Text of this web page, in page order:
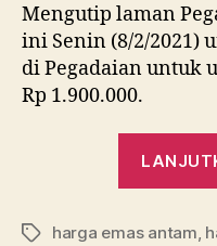
Mengutip laman
ini Senin (8/2/2021)
di Pegadaian untuk
Rp 1.900.000.
Tag harga emas antam,